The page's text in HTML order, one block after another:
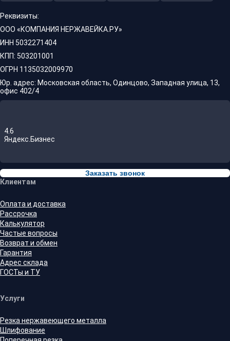
Реквизиты:
ООО «КОМПАНИЯ НЕРЖАВЕЙКА.РУ»
ИНН 5032271404
КПП: 503201001
ОГРН 1135032009970
Юр. адрес: Московская область, Одинцово, Западная улица, 13,
офис 402/4
4.6
Яндекс.Бизнес
Заказать звонок
Клиентам
Оплата и доставка
Рассрочка
Калькулятор
Частые вопросы
Возврат и обмен
Гарантия
Адрес склада
ГОСТы и ТУ
Услуги
Резка нержавеющего металла
Шлифование